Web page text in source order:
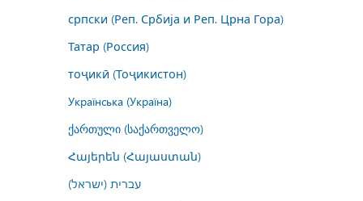
српски (Реп. Србија и Реп. Црна Гора)
Татар (Россия)
тоҷикӣ (Тоҷикистон)
Українська (Україна)
ქართული (საქართველო)
Հայերեն (Հայաստան)
עברית (ישראל)